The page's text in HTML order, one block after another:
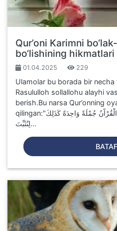
Qur’oni Karimni
bo‘lishining hikmatlari
01.04.2025 229
Ulamolar bu borada bir necha
Rasululloh sollallohu alayhi
berish.Bu narsa Qur’onning
qilingan:"وَقَالَ الَّذِينَ كَفَرُوا لَوْلَا نُزِّلَ عَلَيْهِ الْقُرْآَنُ جُمْلَةً وَاحِدَةً كَذَلِكَ
لِنُثَبِّتَ...